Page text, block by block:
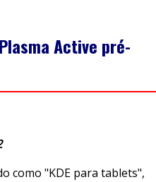
Active pré-
como "KDE para tablets",